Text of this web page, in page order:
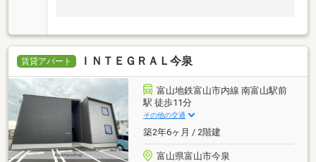
賃貸アパート ＩＮＴＥＧＲＡＬ今泉
富山地鉄富山市内線 南富山駅前
駅 徒歩11分
その他の交通
築2年6ヶ月 / 2階建
富山県富山市今泉